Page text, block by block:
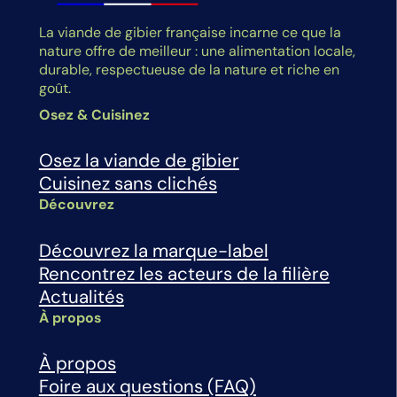
La viande de gibier française incarne ce que la
nature offre de meilleur : une alimentation locale,
durable, respectueuse de la nature et riche en
goût.
Osez & Cuisinez
Osez la viande de gibier
Cuisinez sans clichés
Découvrez
Découvrez la marque-label
Rencontrez les acteurs de la filière
Actualités
À propos
À propos
Foire aux questions (FAQ)